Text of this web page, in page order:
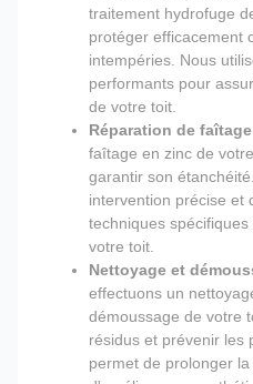
traitement hydrofuge
protéger efficacement
intempéries. Nous
performants pour
de votre toit.
Réparation de
faîtage en zinc de
garantir son
intervention précise et
techniques
votre toit.
Nettoyage et
effectuons un
démoussage de votre
résidus et prévenir les
permet de prolonger